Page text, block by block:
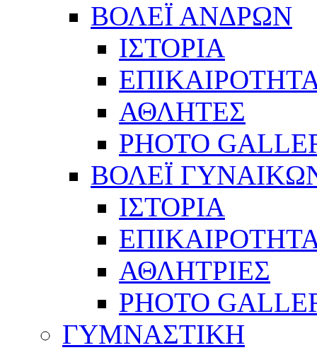
ΒΟΛΕΪ ΑΝΔΡΩΝ
ΙΣΤΟΡΙΑ
ΑΘΛΗΤΕΣ
PHOTO
ΒΟΛΕΪ
ΙΣΤΟΡΙΑ
ΑΘΛΗΤΡΙΕΣ
PHOTO
ΓΥΜΝΑΣΤΙΚΗ